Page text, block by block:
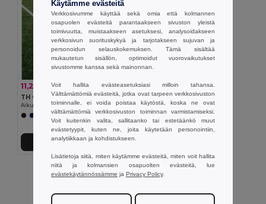
11,20 € 13,95 € -20%
TH Clothes 30298
Aikuisten urheilushortsit
Lisää Ostokoriin
Näytetään Kaikki Tuotteet.
Käytämme evästeitä
Verkkosivumme käyttää sekä omia että kolmannen
osapuolen evästeitä parantaakseen sivuston yleistä
toimivuutta, muistaakseen asetuksesi, analysoidakseen
verkkosivun suorituskykyä ja tarjotakseen sujuvan ja
personoidun selauskokemuksen. Tämä sisältää
mukautetun sisällön, optimoidut vuorovaikutukset
sivustomme kanssa sekä mainonnan.
Voit hallita evästeasetuksiasi milloin tahansa.
Välttämättömiä evästeitä, jotka ovat tarpeen verkkosivuston
toiminnalle, ei voida poistaa käytöstä, koska ne ovat
välttämättömiä verkkosivuston toiminnan varmistamiseksi.
Voit kuitenkin valita, sallitaanko tai estetäänkö muut
evästetyypit, kuten ne, joita käytetään personointiin,
analytiikkaan ja kohdistukseen.
Lisätietoja siitä, miten käytämme evästeitä, miten voit hallita
niitä ja kolmansien osapuolten evästeitä, lue
evästekäytännössämme ja Privacy Policy.